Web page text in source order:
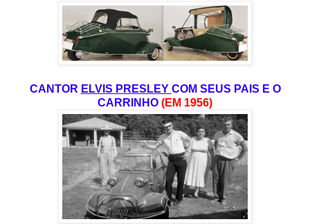
CANTOR ELVIS PRESLEY COM SEUS PAIS E O
CARRINHO (EM 1956)